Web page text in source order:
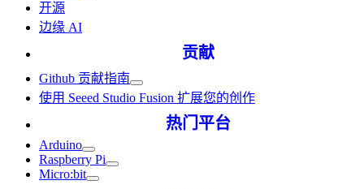
开源
边缘 AI
贡献
Github 贡献指南
使用 Seeed Studio Fusion 扩展您的创作
热门平台
Arduino
Raspberry Pi
Micro:bit